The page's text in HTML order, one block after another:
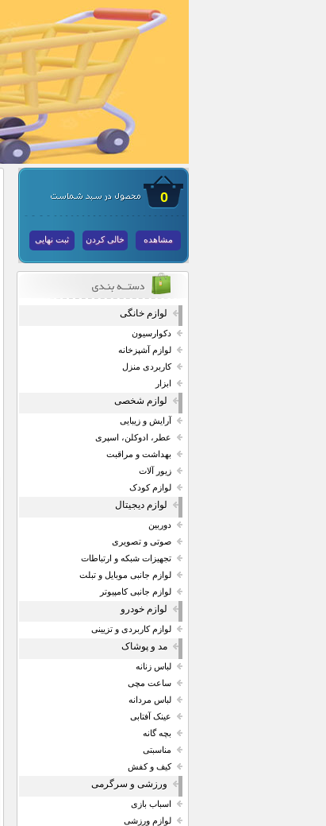
0
مشاهده خالی کردن ثبت نهایی
لوازم خانگی
دکوارسیون
لوازم آشپزخانه
کاربردی منزل
ابزار
لوازم شخصی
آرایش و زیبایی
عطر، ادوکلن، اسپری
بهداشت و مراقبت
زیور آلات
لوازم کودک
لوازم دیجیتال
دوربین
صوتی و تصویری
تجهیزات شبکه و ارتباطات
لوازم جانبی موبایل و تبلت
لوازم جانبی کامپیوتر
لوازم خودرو
لوازم کاربردی و تزیینی
مد و پوشاک
لباس زنانه
ساعت مچی
لباس مردانه
عینک آفتابی
بچه گانه
مناسبتی
کیف و کفش
ورزشی و سرگرمی
اسباب بازی
لوازم ورزشی